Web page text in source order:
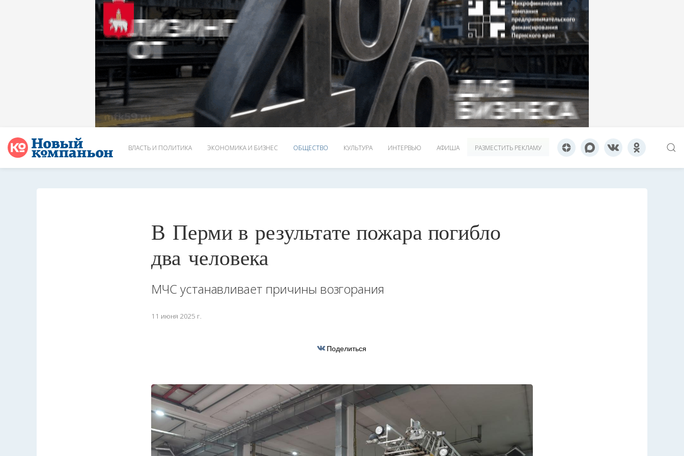
ВЛАСТЬ И ПОЛИТИКА ЭКОНОМИКА И БИЗНЕС ОБЩЕСТВО КУЛЬТУРА ИНТЕРВЬЮ АФИША РАЗМЕСТИТЬ РЕКЛАМУ
В Перми в результате пожара погибло
два человека
МЧС устанавливает причины возгорания
11 июня 2025 г.
Поделиться